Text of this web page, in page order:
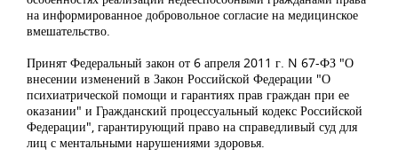
на информированное добровольное согласие на медицинское
вмешательство.
Принят Федеральный закон от 6 апреля 2011 г. N 67-ФЗ "О
внесении изменений в Закон Российской Федерации "О
психиатрической помощи и гарантиях прав граждан при ее
оказании" и Гражданский процессуальный кодекс Российской
Федерации", гарантирующий право на справедливый суд для
лиц с ментальными нарушениями здоровья.